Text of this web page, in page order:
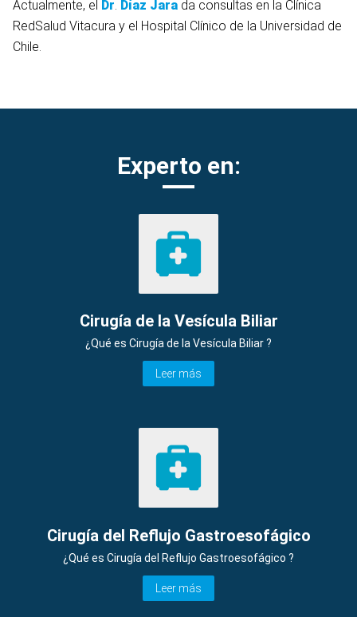
Actualmente, el Dr. Díaz Jara da consultas en la Clínica
RedSalud Vitacura y el Hospital Clínico de la Universidad de
Chile.
Experto en:
Cirugía de la Vesícula Biliar
¿Qué es Cirugía de la Vesícula Biliar ?
Leer más
Cirugía del Reflujo Gastroesofágico
¿Qué es Cirugía del Reflujo Gastroesofágico ?
Leer más